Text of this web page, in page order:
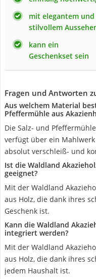
mit elegantem und
stilvollem
kann ein
Geschenkset sein
Fragen und Antworten
Aus welchem Material
Pfeffermühle aus
Die Salz- und
verfügt über ein
absolut verschleiß- und
Ist die Waldland
geeignet?
Mit der Waldland
aus Holz, die dank ihres
Geschenk ist.
Kann die Waldland
integriert werden?
Mit der Waldland
aus Holz, die dank ihres
jedem Haushalt ist.